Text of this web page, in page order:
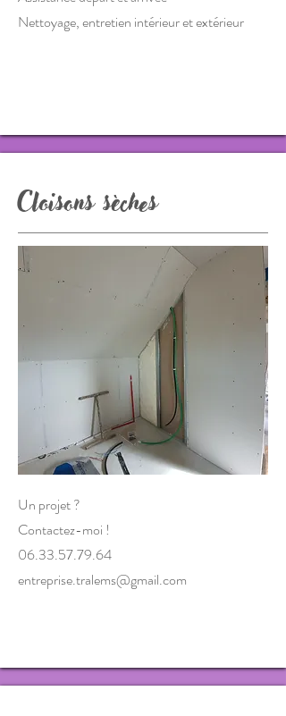
Nettoyage, entretien intérieur et extérieur
Cloisons sèches
Un projet ?
Contactez-moi !
06.33.57.79.64
entreprise.tralems@gmail.com